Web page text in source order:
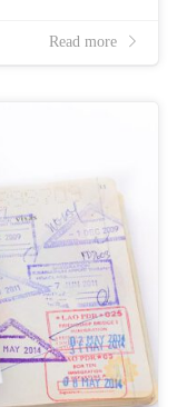
Read more